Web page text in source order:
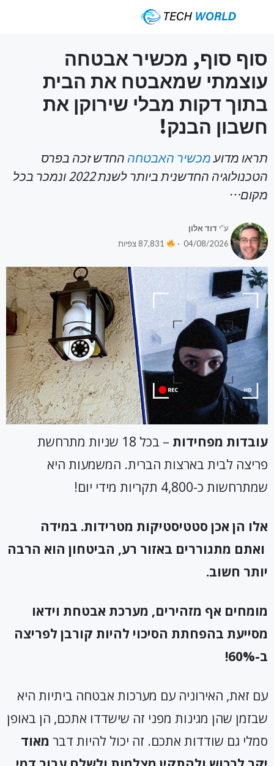
סוף סוף, מכשיר אבטחה
עוצמתי שמאבטח את הבית
בתוך דקות מבלי שירוקן את
חשבון הבנק!
תראו מדועמכשיר האבטחההחדש זכה בפרס
הטכנולוגיה החדשנית ביותר לשנת 2022 ונמכר בכל
מקום…
ע”ידוד אלון
04/08/2026 ·
עובדות מפחידות
– בכל 18 שניות מתרחשת
פריצה לבית בארצות הברית. המשמעות היא
שמתרחשות כ-4,800 תקריות מידי יום!
אלו הן אכן סטטיסטיקות מטרידות. במידה
ואתם מתגוררים באזור רע, הביטחון הוא הרבה
יותר חשוב.
מומחים אף מזהירים, מערכת אבטחת וידאו
מסייעת בהפחתת הסיכוי להיות קורבן לפריצה
ב-60%!
עם זאת, האירוניה עם מערכות אבטחה ביתיות היא
שבזמן שהן מגינות מפני זה שישדדו אתכם, הן באופן
סמלי גם שודדות אתכם. זה יכול להיות דבר מאוד